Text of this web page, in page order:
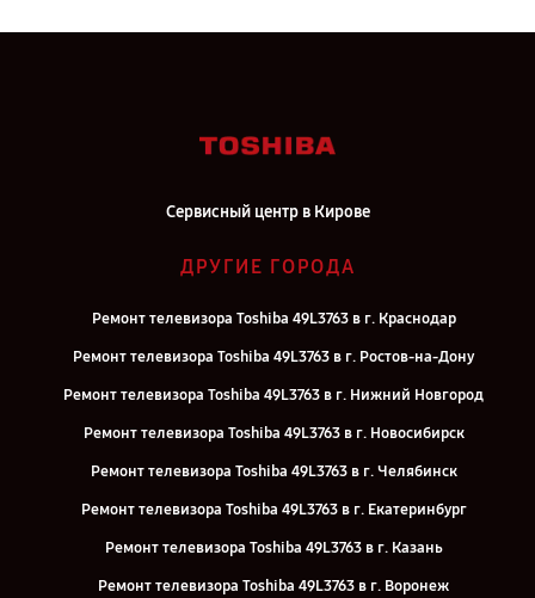
Сервисный центр в Кирове
ДРУГИЕ ГОРОДА
Ремонт телевизора Toshiba 49L3763 в г. Краснодар
Ремонт телевизора Toshiba 49L3763 в г. Ростов-на-Дону
Ремонт телевизора Toshiba 49L3763 в г. Нижний Новгород
Ремонт телевизора Toshiba 49L3763 в г. Новосибирск
Ремонт телевизора Toshiba 49L3763 в г. Челябинск
Ремонт телевизора Toshiba 49L3763 в г. Екатеринбург
Ремонт телевизора Toshiba 49L3763 в г. Казань
Ремонт телевизора Toshiba 49L3763 в г. Воронеж